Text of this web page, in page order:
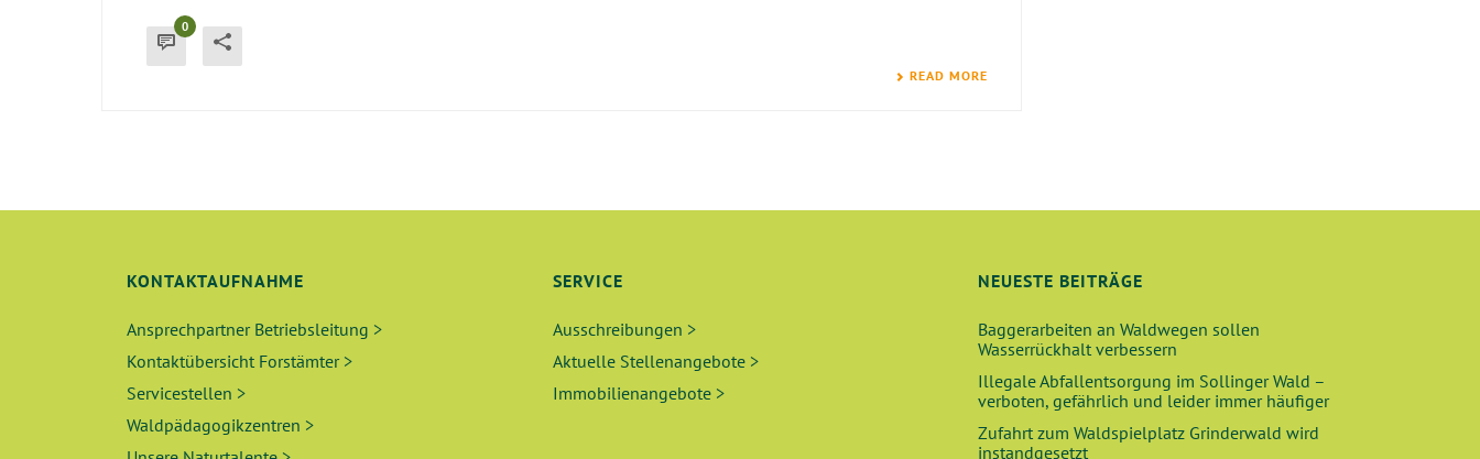
0
READ MORE
KONTAKTAUFNAHME
Ansprechpartner Betriebsleitung >
Kontaktübersicht Forstämter >
Servicestellen >
Waldpädagogikzentren >
SERVICE
Ausschreibungen >
Aktuelle Stellenangebote >
Immobilienangebote >
NEUESTE BEITRÄGE
Baggerarbeiten an Waldwegen sollen
Wasserrückhalt verbessern
Illegale Abfallentsorgung im Sollinger Wald –
verboten, gefährlich und leider immer häufiger
Zufahrt zum Waldspielplatz Grinderwald wird
instandgesetzt